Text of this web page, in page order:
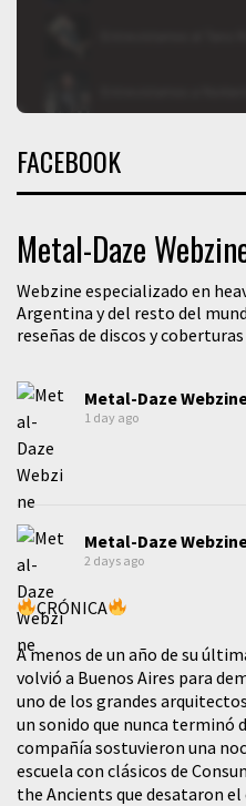
FACEBOOK
Metal-Daze
Webzine especializado en
Argentina y del resto del
reseñas de discos y
Metal-Daze
1 day ago
Metal-Daze
2 days ago
CRÓNICA
A menos de un año de su
volvió a Buenos Aires para
uno de los grandes
un sonido que nunca terminó
compañía sostuvieron una
escuela con clásicos de
the Ancients que desataron